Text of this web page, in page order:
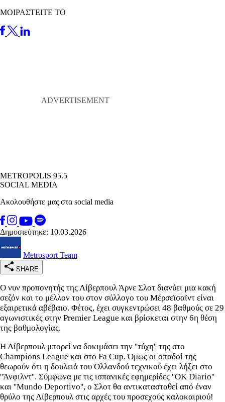
ΜΟΙΡΑΣΤΕΙΤΕ ΤΟ
METROPOLIS 95.5
SOCIAL MEDIA
Ακολουθήστε μας στα social media
Δημοσιεύτηκε: 10.03.2026
Metrosport Team
SHARE
Ο νυν προπονητής της Λίβερπουλ Άρνε Σλοτ διανύει μια κακή
σεζόν και το μέλλον του στον σύλλογο του Μέρσεϊσαϊντ είναι
εξαιρετικά αβέβαιο. Φέτος, έχει συγκεντρώσει 48 βαθμούς σε 29
αγωνιστικές στην Premier League και βρίσκεται στην 6η θέση
της βαθμολογίας.
Η Λίβερπουλ μπορεί να δοκιμάσει την ''τύχη'' της στο
Champions League και στο Fa Cup. Όμως οι οπαδοί της
θεωρούν ότι η δουλειά του Ολλανδού τεχνικού έχει λήξει στο
''Άνφιλντ''. Σύμφωνα με τις ισπανικές εφημερίδες ''OK Diario''
και ''Mundo Deportivo'', ο Σλοτ θα αντικατασταθεί από έναν
θρύλο της Λίβερπουλ στις αρχές του προσεχούς καλοκαιριού!